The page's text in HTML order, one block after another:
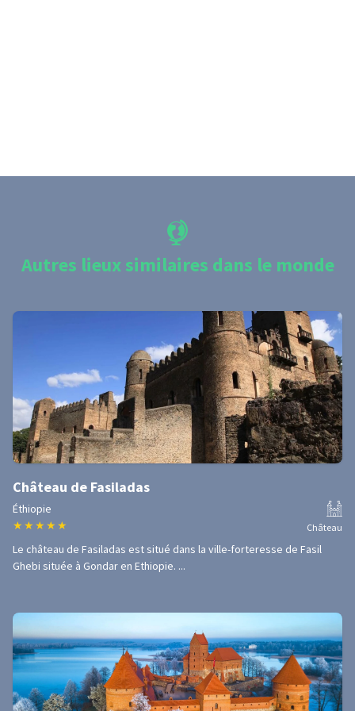
Autres lieux similaires dans le monde
Château de Fasiladas
Éthiopie
★ ★ ★ ★ ★ Château
Le château de Fasiladas est situé dans la ville-forteresse de Fasil
Ghebi située à Gondar en Ethiopie. ...